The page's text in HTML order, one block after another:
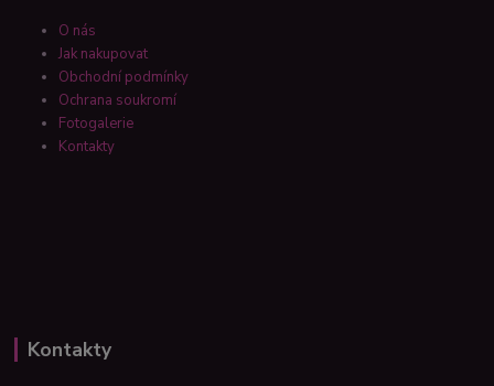
O nás
Jak nakupovat
Obchodní podmínky
Ochrana soukromí
Fotogalerie
Kontakty
Kontakty